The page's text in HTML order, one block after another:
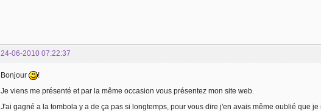
24-06-2010 07:22:37
Bonjour
!
Je viens me présenté et par la même occasion vous présentez mon site web.
J'ai gagné a la tombola y a de ça pas si longtemps, pour vous dire j'en avais même oublié que